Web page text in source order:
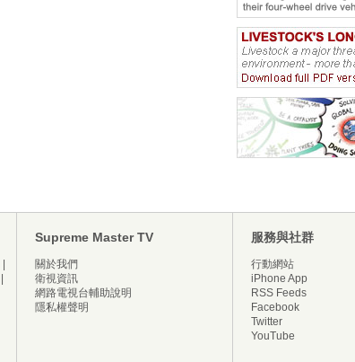
Supreme Master TV
關於我們
衛視資訊
網路電視台輔助說明
隱私權聲明
服務與社群
行動網站
iPhone App
RSS Feeds
Facebook
Twitter
YouTube